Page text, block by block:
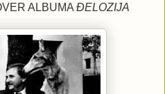
ALBUMA ĐELOZIJA